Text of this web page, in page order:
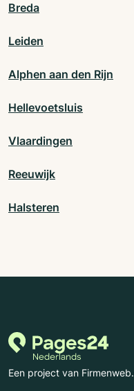
Breda
Leiden
Alphen aan den Rijn
Hellevoetsluis
Vlaardingen
Reeuwijk
Halsteren
Een project van